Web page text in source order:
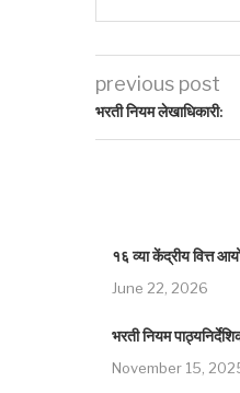
previous post
भरती नियम लेखाधिकारी:
१६ व्या केंद्रीय वित्त
June 22, 2026
भरती नियम
November 15,